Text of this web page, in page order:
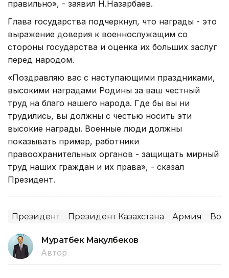
правильно», - заявил Н.Назарбаев.
Глава государства подчеркнул, что награды - это
выражение доверия к военнослужащим со
стороны государства и оценка их больших заслуг
перед народом.
«Поздравляю вас с наступающими праздниками,
высокими наградами Родины за ваш честный
труд на благо нашего народа. Где бы вы ни
трудились, вы должны с честью носить эти
высокие награды. Военные люди должны
показывать пример, работники
правоохранительных органов - защищать мирный
труд наших граждан и их права», - сказал
Президент.
Президент Президент Казахстана Армия
Муратбек Макулбеков
Автор